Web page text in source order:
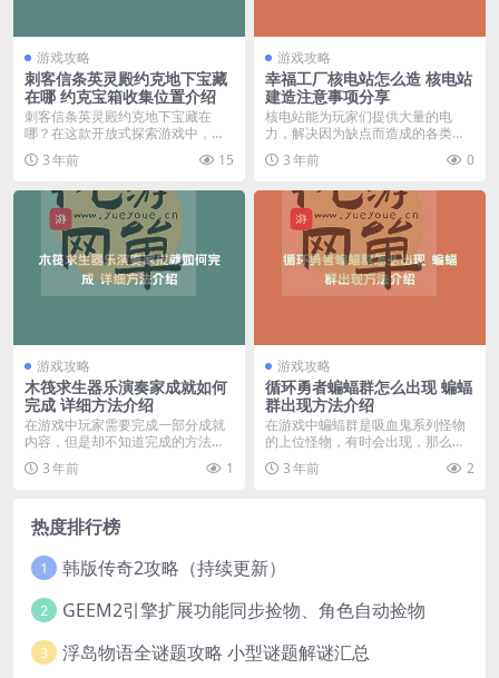
游戏攻略
刺客信条英灵殿约克地下宝藏
在哪 约克宝箱收集位置介绍
刺客信条英灵殿约克地下宝藏在
哪？在这款开放式探索游戏中，有
着许多丰富的物资资源，...
3 年前 15
游戏攻略
幸福工厂核电站怎么造 核电站
建造注意事项分享
核电站能为玩家们提供大量的电
力，解决因为缺点而造成的各类问
题，下面我们就为大家带...
3 年前 0
游戏攻略
木筏求生器乐演奏家成就如何
完成 详细方法介绍
在游戏中玩家需要完成一部分成就
内容，但是却不知道完成的方法，
那么木筏求生器乐演奏...
3 年前 1
游戏攻略
循环勇者蝙蝠群怎么出现 蝙蝠
群出现方法介绍
在游戏中蝙蝠群是吸血鬼系列怪物
的上位怪物，有时会出现，那么循
环勇者蝙蝠群怎么出现...
3 年前 2
热度排行榜
1 韩版传奇2攻略（持续更新）
2 GEEM2引擎扩展功能同步捡物、角色自动捡物
3 浮岛物语全谜题攻略 小型谜题解谜汇总